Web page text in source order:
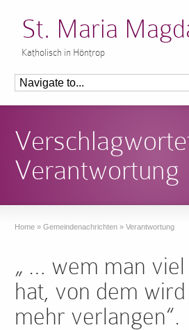
St. Maria
Katholisch in Höntrop
Verantwortung
Home » Gemeindenachrichten » Verantwortung
„ … wem man
hat, von dem
mehr verlangen“.